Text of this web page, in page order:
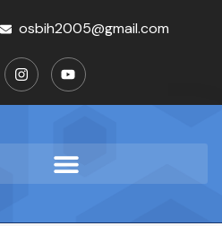
osbih2005@gmail.com